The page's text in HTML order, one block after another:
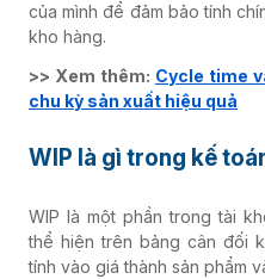
của mình để đảm bảo tính
kho hàng.
>> Xem thêm: Cycle time
chu kỳ sản xuất hiệu quả
WIP là gì trong kế
WIP là một phần trong tài
thể hiện trên bảng cân đối
tính vào giá thành sản phẩm